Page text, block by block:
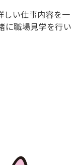
しい仕事内容を一
に職場見学を行い